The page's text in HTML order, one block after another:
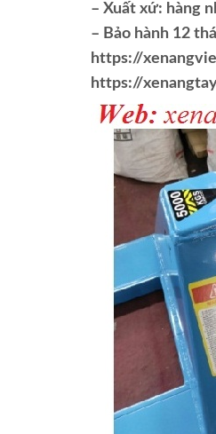
– Xuất xứ: hàng
– Bảo hành 12
https://
https://